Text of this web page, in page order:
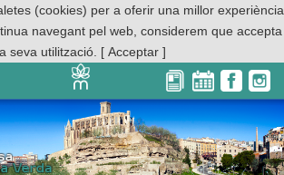
(cookies) per a oferir una millor experiència
navegant pel web, considerem que accepta
seva utilització. [ Acceptar ]